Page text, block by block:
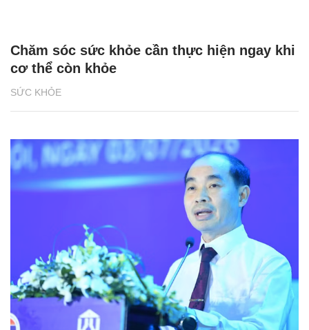
SỨC KHỎE
Chăm sóc sức khỏe cần thực hiện ngay khi
cơ thể còn khỏe